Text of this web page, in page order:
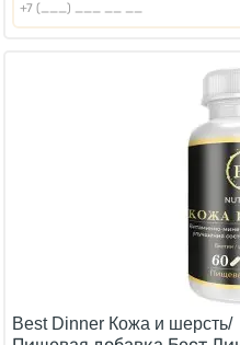
Best Dinner Кожа и шерсть/